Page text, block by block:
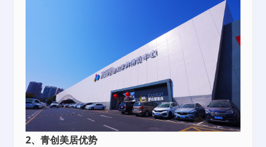
2、青创美居优势